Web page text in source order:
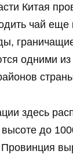
Китая
чай еще
одними
здесь
высоте до